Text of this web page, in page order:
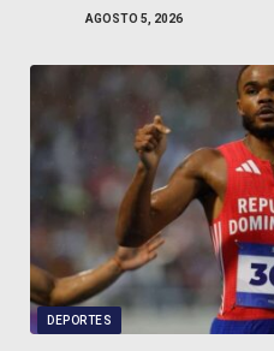
AGOSTO 5, 2026
DEPORTES